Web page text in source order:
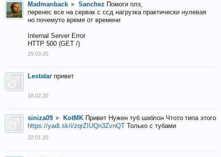
Madmanback ► Sanchez Помоги плз,
перенес все на сервак с ссд нагрузка практически нулевая
но почемуто время от времени
Internal Server Error
HTTP 500 (GET /)
29.03.20
Lestatar привет
18.02.20
siniza09 ► KotMK Привет Нужен туб шаблон Чтото типа этого
https://yadi.sk/i/zqrZIUQn3ZvnQT Только с тубами
22.01.20